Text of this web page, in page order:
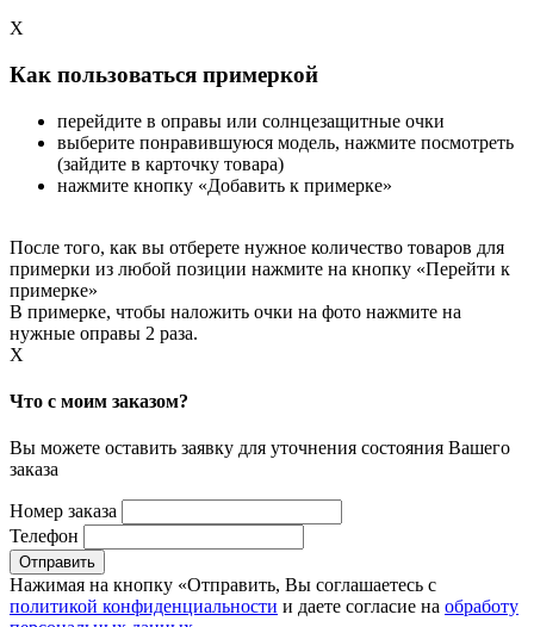
X
Как пользоваться примеркой
перейдите в оправы или солнцезащитные очки
выберите понравившуюся модель, нажмите посмотреть
(зайдите в карточку товара)
нажмите кнопку «Добавить к примерке»
После того, как вы отберете нужное количество товаров для
примерки из любой позиции нажмите на кнопку «Перейти к
примерке»
В примерке, чтобы наложить очки на фото нажмите на
нужные оправы 2 раза.
X
Что с моим заказом?
Вы можете оставить заявку для уточнения состояния Вашего
заказа
Номер заказа
Телефон
Нажимая на кнопку «Отправить, Вы соглашаетесь с
политикой конфиденциальности и даете согласие на обработу